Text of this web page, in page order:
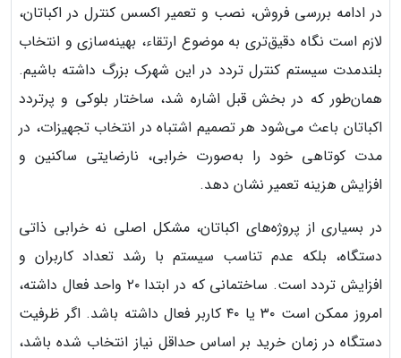
در ادامه بررسی فروش، نصب و تعمیر اکسس کنترل در اکباتان،
لازم است نگاه دقیق‌تری به موضوع ارتقاء، بهینه‌سازی و انتخاب
بلندمدت سیستم کنترل تردد در این شهرک بزرگ داشته باشیم.
همان‌طور که در بخش قبل اشاره شد، ساختار بلوکی و پرتردد
اکباتان باعث می‌شود هر تصمیم اشتباه در انتخاب تجهیزات، در
مدت کوتاهی خود را به‌صورت خرابی، نارضایتی ساکنین و
افزایش هزینه تعمیر نشان دهد.
در بسیاری از پروژه‌های اکباتان، مشکل اصلی نه خرابی ذاتی
دستگاه، بلکه عدم تناسب سیستم با رشد تعداد کاربران و
افزایش تردد است. ساختمانی که در ابتدا ۲۰ واحد فعال داشته،
امروز ممکن است ۳۰ یا ۴۰ کاربر فعال داشته باشد. اگر ظرفیت
دستگاه در زمان خرید بر اساس حداقل نیاز انتخاب شده باشد،